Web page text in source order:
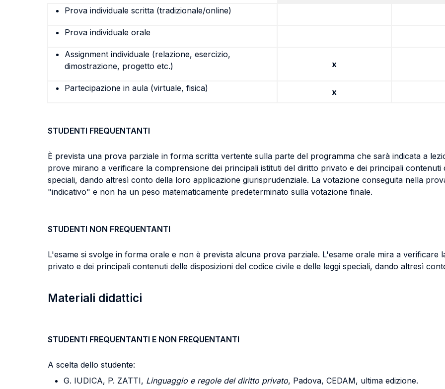
Prova individuale scritta (tradizionale/online)
Prova individuale orale
Assignment individuale (relazione, esercizio,
dimostrazione, progetto etc.)
x
Partecipazione in aula (virtuale, fisica) x
STUDENTI FREQUENTANTI
È prevista una prova parziale in forma scritta vertente sulla parte del programma che sarà indicata a
prove mirano a verificare la comprensione dei principali istituti del diritto privato e dei principali contenuti
speciali, dando altresì conto della loro applicazione giurisprudenziale. La votazione conseguita nella
"indicativo" e non ha un peso matematicamente predeterminato sulla votazione finale.
STUDENTI NON FREQUENTANTI
L'esame si svolge in forma orale e non è prevista alcuna prova parziale. L'esame orale mira a verificare
privato e dei principali contenuti delle disposizioni del codice civile e delle leggi speciali, dando altresì
Materiali didattici
STUDENTI FREQUENTANTI E NON FREQUENTANTI
A scelta dello studente:
G. IUDICA, P. ZATTI, Linguaggio e regole del diritto privato, Padova, CEDAM, ultima edizione.